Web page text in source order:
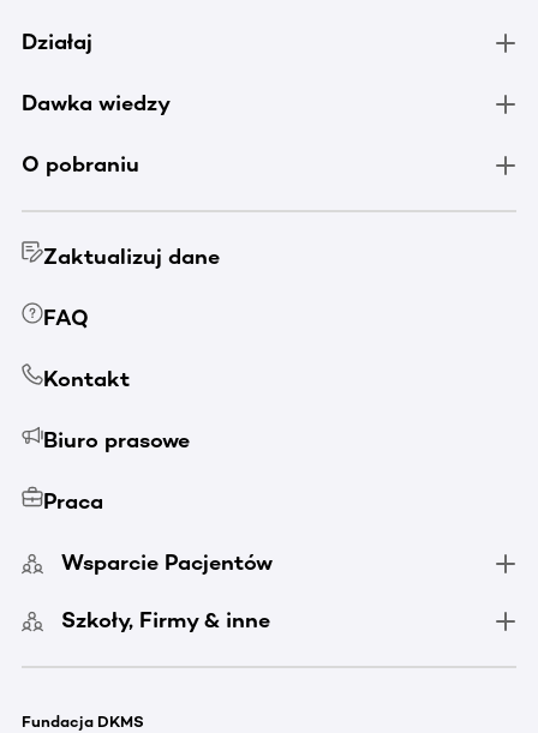
Działaj
Dawka wiedzy
O pobraniu
Zaktualizuj dane
FAQ
Kontakt
Biuro prasowe
Praca
Wsparcie Pacjentów
Szkoły, Firmy & inne
Fundacja DKMS